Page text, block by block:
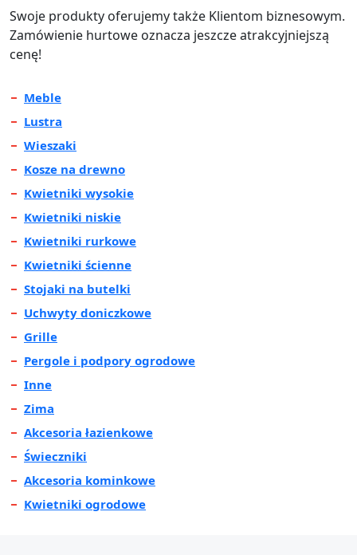
Swoje produkty oferujemy także Klientom biznesowym.
Zamówienie hurtowe oznacza jeszcze atrakcyjniejszą
cenę!
Meble
Lustra
Wieszaki
Kosze na drewno
Kwietniki wysokie
Kwietniki niskie
Kwietniki rurkowe
Kwietniki ścienne
Stojaki na butelki
Uchwyty doniczkowe
Grille
Pergole i podpory ogrodowe
Inne
Zima
Akcesoria łazienkowe
Świeczniki
Akcesoria kominkowe
Kwietniki ogrodowe